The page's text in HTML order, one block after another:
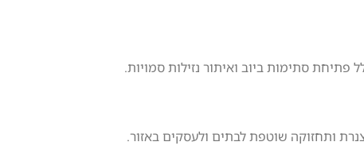
פתיחת סתימות ביוב ואיתור נזילות סמויות.
ותחזוקה שוטפת לבתים ולעסקים באזור.